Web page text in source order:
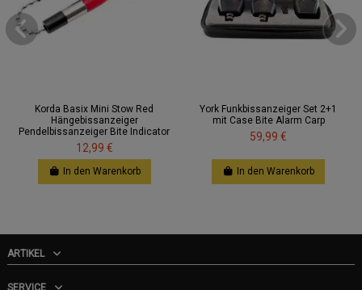
Korda Basix Mini Stow Red
Hängebissanzeiger
Pendelbissanzeiger Bite Indicator
12,99 €
In den Warenkorb
York Funkbissanzeiger Set 2+1
mit Case Bite Alarm Carp
59,99 €
In den Warenkorb
ARTIKEL